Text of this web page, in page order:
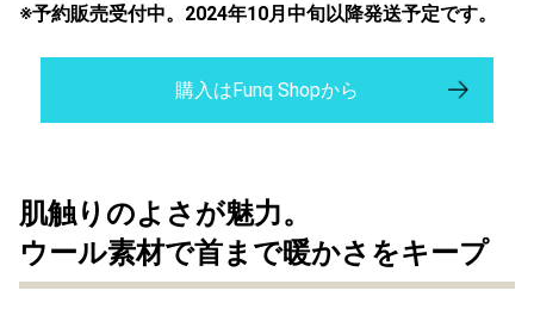
※予約販売受付中。2024年10月中旬以降発送予定です。
購入はFunq Shopから
肌触りのよさが魅力。
ウール素材で首まで暖かさをキープ